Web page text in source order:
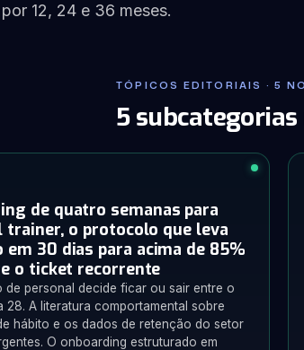
12, 24 e 36 meses.
TÓPICOS EDITORIAIS · 5
5
de quatro semanas para
trainer, o protocolo que leva
em 30 dias para acima de 85%
o ticket recorrente
de personal decide ficar ou sair entre o
28. A literatura comportamental sobre
hábito e os dados de retenção do setor
O onboarding estruturado em